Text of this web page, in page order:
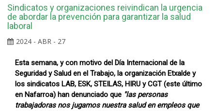
Sindicatos y organizaciones reivindican la urgencia
de abordar la prevención para garantizar la salud
laboral
2024 - ABR - 27
Esta semana, y con motivo del Día Internacional de la
Seguridad y Salud en el Trabajo, la organización Etxalde y
los sindicatos LAB, ESK, STEILAS, HIRU y CGT (este último
en Nafarroa) han denunciado que "las personas
trabajadoras nos jugamos nuestra salud en empleos que